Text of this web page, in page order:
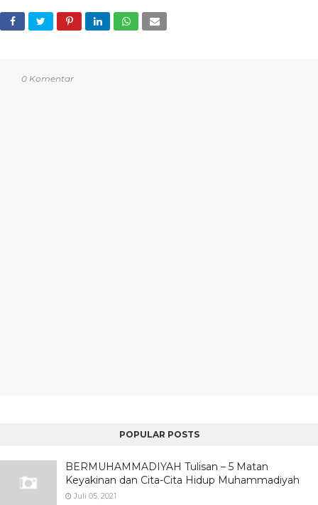
0 Komentar
POPULAR POSTS
BERMUHAMMADIYAH Tulisan – 5 Matan
Keyakinan dan Cita-Cita Hidup Muhammadiyah
Juli 05, 2021